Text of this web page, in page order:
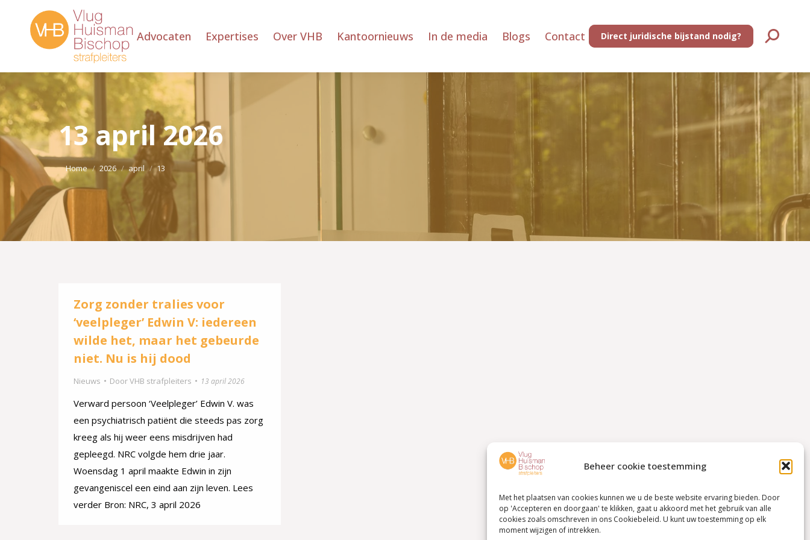
Beheer cookie toestemming
Met het plaatsen van cookies kunnen we u de beste website ervaring bieden. Door
op 'Accepteren en doorgaan' te klikken, gaat u akkoord met het gebruik van alle
cookies zoals omschreven in ons Cookiebeleid. U kunt uw toestemming op elk
moment wijzigen of intrekken.
Advocaten Expertises Over VHB Kantoornieuws In de media Blogs Contact Direct juridische bijstand nodig? Zoeken:
13 april 2026
Je bent hier:
Home 2026 april 13
Zorg zonder tralies voor
‘veelpleger’ Edwin V: iedereen
wilde het, maar het gebeurde
niet. Nu is hij dood
Nieuws DoorVHB strafpleiters 13 april 2026
Verward persoon ‘Veelpleger’ Edwin V. was
een psychiatrisch patiënt die steeds pas zorg
kreeg als hij weer eens misdrijven had
gepleegd. NRC volgde hem drie jaar.
Woensdag 1 april maakte Edwin in zijn
gevangeniscel een eind aan zijn leven. Lees
verder Bron: NRC, 3 april 2026